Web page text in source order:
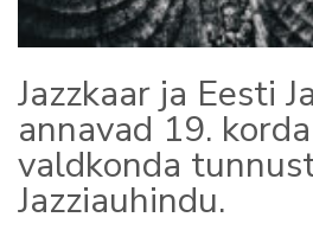
Jazzkaar ja Eesti
annavad 19.
valdkonda
Jazziauhindu.